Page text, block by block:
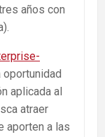
años con
oportunidad
aplicada al
atraer
aporten a las